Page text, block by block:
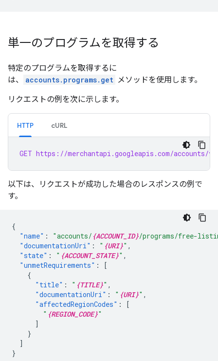
単一のプログラムを取得する
特定のプログラムを取得するに
は、
accounts.programs.get メソッドを使用します。
リクエストの例を次に示します。
HTTP cURL
GET https://merchantapi.googleapis.com/accounts/
以下は、リクエストが成功した場合のレスポンスの例で
す。
{
"name" : "accounts/ {ACCOUNT_ID}/programs/free-
"documentationUri" : " {URI}" ,
"state" : " {ACCOUNT_STATE}" ,
"unmetRequirements" :
[
{
"title" : " {TITLE}" ,
"documentationUri" : " {URI}" ,
"affectedRegionCodes" :
[
" {REGION_CODE}"
]
}
]
}